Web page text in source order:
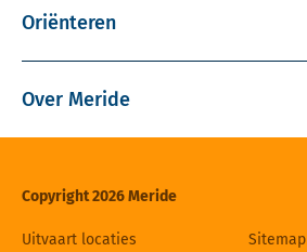
Oriënteren
Over Meride
Copyright 2026 Meride
Uitvaart locaties Sitemap